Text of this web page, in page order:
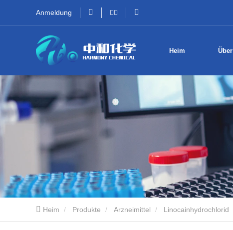
Anmeldung
Heim
Heim Produkte Arzneimittel Linocainhydrochlorid